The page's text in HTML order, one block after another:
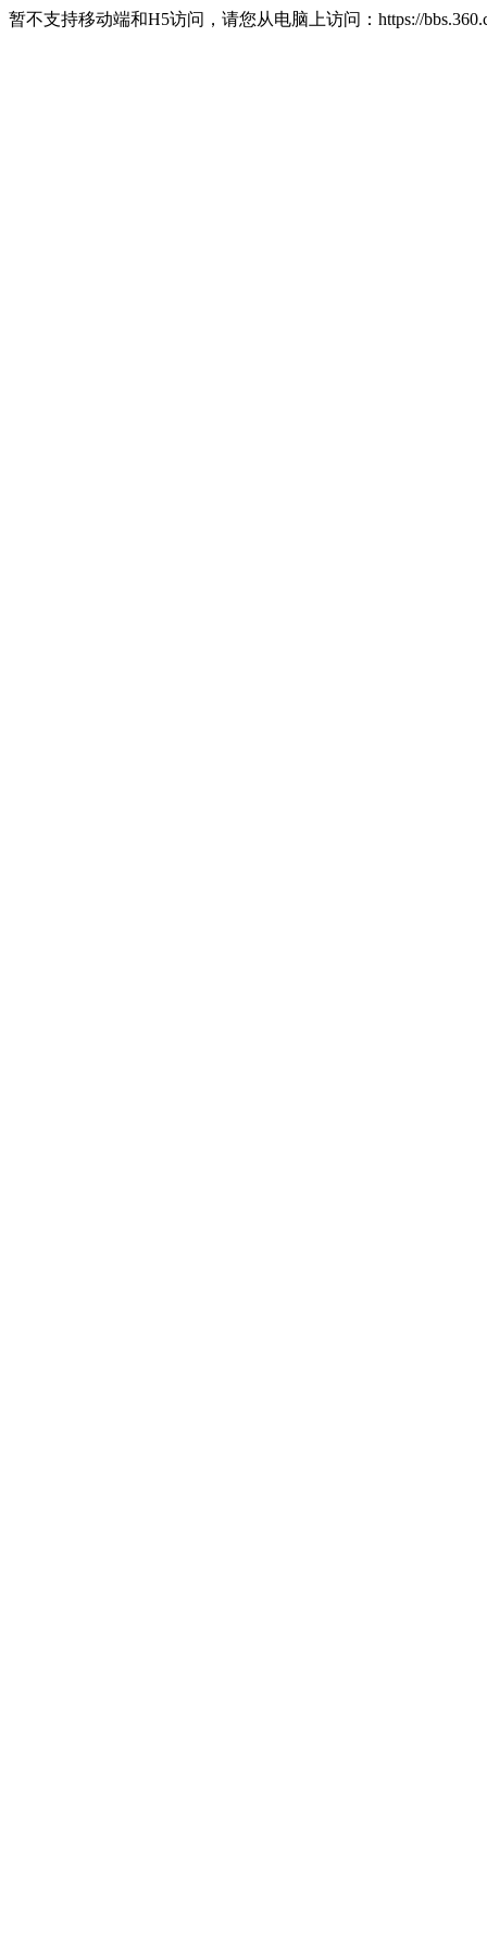
暂不支持移动端和H5访问，请您从电脑上访问：https://